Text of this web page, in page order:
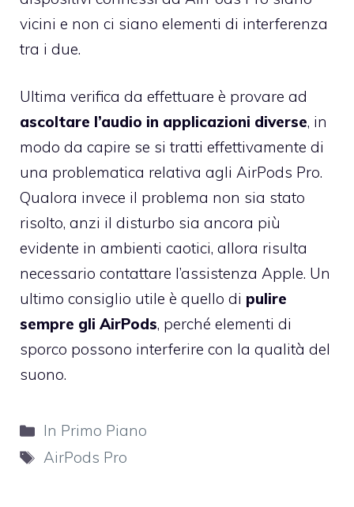
vicini e non ci siano elementi di interferenza
tra i due.
Ultima verifica da effettuare è provare ad
ascoltare l’audio in applicazioni diverse, in
modo da capire se si tratti effettivamente di
una problematica relativa agli AirPods Pro.
Qualora invece il problema non sia stato
risolto, anzi il disturbo sia ancora più
evidente in ambienti caotici, allora risulta
necessario contattare l’assistenza Apple. Un
ultimo consiglio utile è quello di pulire
sempre gli AirPods, perché elementi di
sporco possono interferire con la qualità del
suono.
Categorie
In Primo Piano
Tag
AirPods Pro